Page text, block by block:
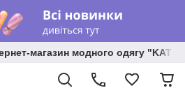
магазин модного одягу